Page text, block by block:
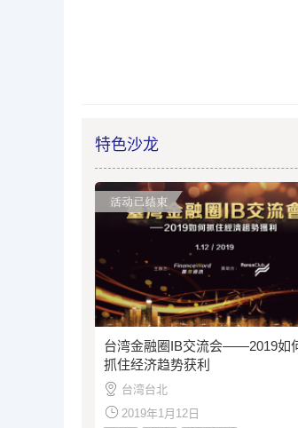
特色沙龙
台湾金融圈IB交流会——2019如
抓住经济趋势获利
台湾台北
2019年1月12日